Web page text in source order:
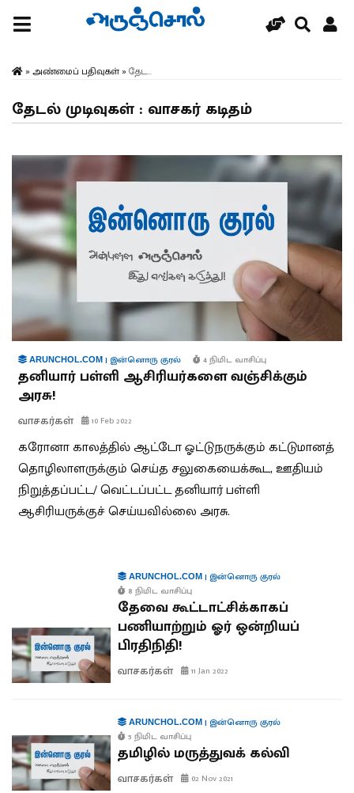
» அண்மைப் பதிவுகள்» தேட...
தேடல் முடிவுகள் : வாசகர் கடிதம்
ARUNCHOL.COM | இன்னொரு குரல் 4 நிமிட வாசிப்பு
தனியார் பள்ளி ஆசிரியர்களை வஞ்சிக்கும்
அரசு!
வாசகர்கள் 10 Feb 2022
கரோனா காலத்தில் ஆட்டோ ஓட்டுநருக்கும் கட்டுமானத்
தொழிலாளருக்கும் செய்த சலுகையைக்கூட, ஊதியம்
நிறுத்தப்பட்ட/ வெட்டப்பட்ட தனியார் பள்ளி
ஆசிரியருக்குச் செய்யவில்லை அரசு.
ARUNCHOL.COM| இன்னொரு குரல்
8 நிமிட வாசிப்பு
தேவை கூட்டாட்சிக்காகப்
பணியாற்றும் ஓர் ஒன்றியப்
பிரதிநிதி!
வாசகர்கள் 11 Jan 2022
ARUNCHOL.COM| இன்னொரு குரல்
5 நிமிட வாசிப்பு
தமிழில் மருத்துவக் கல்வி
வாசகர்கள் 02 Nov 2021